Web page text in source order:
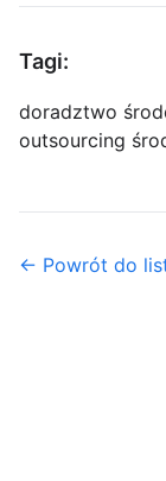
Tagi:
doradztwo
outsourcing
← Powrót do